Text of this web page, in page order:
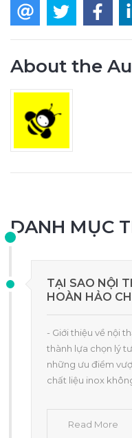
About the
DANH MỤC
TẠI SAO NỘI
HOÀN HẢO
- Giới thiệu về nội
thành lựa chọn lý
những ưu điểm
chất liệu inox
Read More